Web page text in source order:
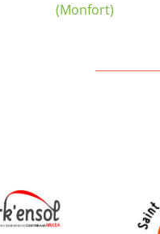
(Monfort)